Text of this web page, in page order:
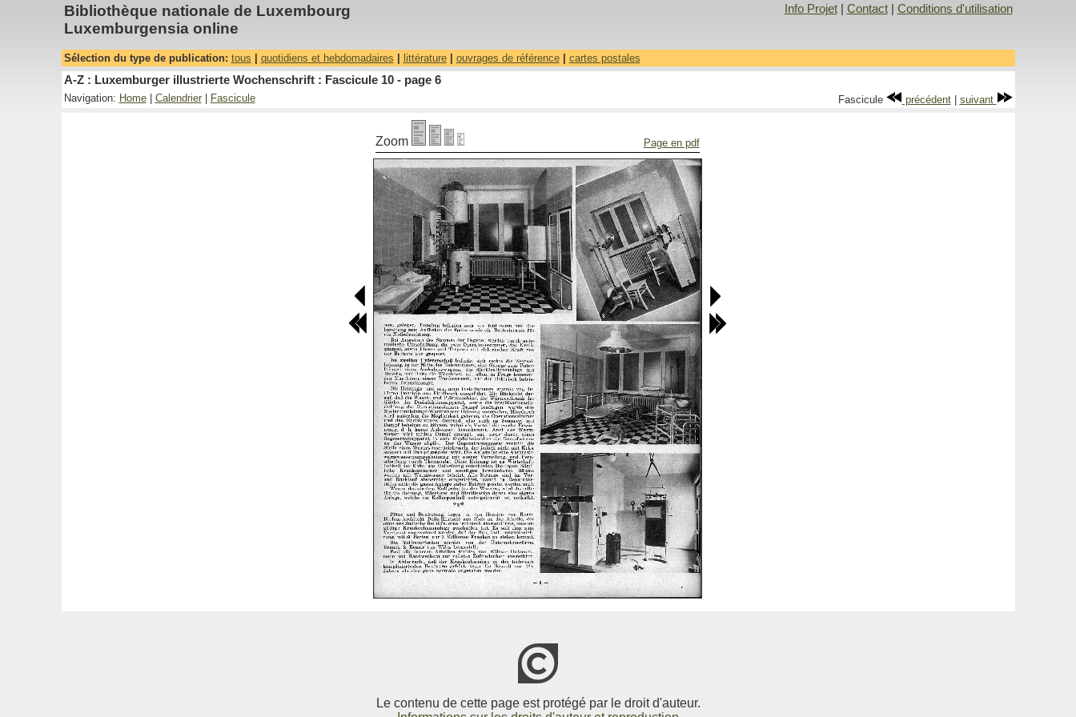
Bibliothèque nationale de Luxembourg
Luxemburgensia online
Info Projet| Contact| Conditions d'utilisation
Sélection du type de publication: tous quotidiens et hebdomadaires littérature| ouvrages de référence| cartes postales
A-Z : Luxemburger illustrierte Wochenschrift : Fascicule 10 - page 6
Navigation: Home| Calendrier| Fascicule Fascicule précédent| suivant
Zoom Page en pdf
Le contenu de cette page est protégé par le droit d'auteur.